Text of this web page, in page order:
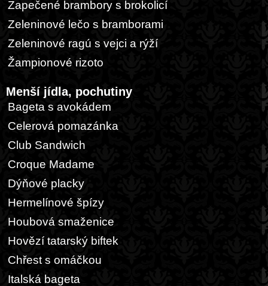
Zapečené brambory s brokolicí
Zeleninové lečo s bramborami
Zeleninové ragú s vejci a rýží
Žampionové rizoto
Menší jídla, pochutiny
Bageta s avokádem
Celerová pomazánka
Club Sandwich
Croque Madame
Dýňové placky
Hermelínové špízy
Houbová smaženice
Hovězí tatarský biftek
Chřest s omáčkou
Italská bageta